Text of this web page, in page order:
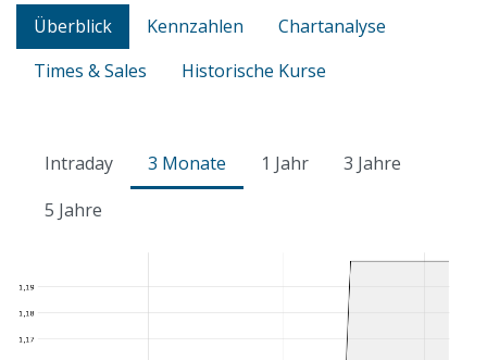
Überblick Kennzahlen
Chartanalyse
Times & Sales
Historische Kurse
Intraday 3 Monate 1 Jahr
3 Jahre
5 Jahre